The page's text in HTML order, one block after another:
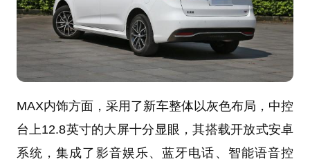
MAX内饰方面，采用了新车整体以灰色布局，中控
台上12.8英寸的大屏十分显眼，其搭载开放式安卓
系统，集成了影音娱乐、蓝牙电话、智能语音控